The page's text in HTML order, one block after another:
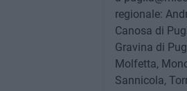
regionale:
Canosa di
Gravina di
Molfetta,
Sannicola,